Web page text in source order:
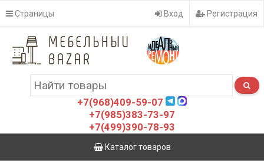
Страницы Вход Регистрация
+7(968)409-59-07
+7(985)383-73-97
+7(499)390-78-93
Каталог товаров